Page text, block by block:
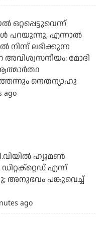
പറയുന്നു, എന്നാല്‍
നിന്ന് ലഭിക്കുന്ന
മോദി
നെതന്യാഹു
ago
ഹ്യൂമണ്‍
എന്ന്
അനുഭവം പങ്കുവെച്ച്
ago